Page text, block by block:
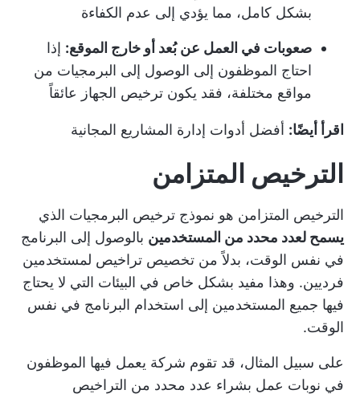
بشكل كامل، مما يؤدي إلى عدم الكفاءة
صعوبات في العمل عن بُعد أو خارج الموقع: إذا
احتاج الموظفون إلى الوصول إلى البرمجيات من
مواقع مختلفة، فقد يكون ترخيص الجهاز عائقاً
اقرأ أيضًا: أفضل أدوات إدارة المشاريع المجانية
الترخيص المتزامن
الترخيص المتزامن هو نموذج ترخيص البرمجيات الذي
يسمح لعدد محدد من المستخدمين بالوصول إلى البرنامج
في نفس الوقت، بدلاً من تخصيص تراخيص لمستخدمين
فرديين. وهذا مفيد بشكل خاص في البيئات التي لا يحتاج
فيها جميع المستخدمين إلى استخدام البرنامج في نفس
الوقت.
على سبيل المثال، قد تقوم شركة يعمل فيها الموظفون
في نوبات عمل بشراء عدد محدد من التراخيص